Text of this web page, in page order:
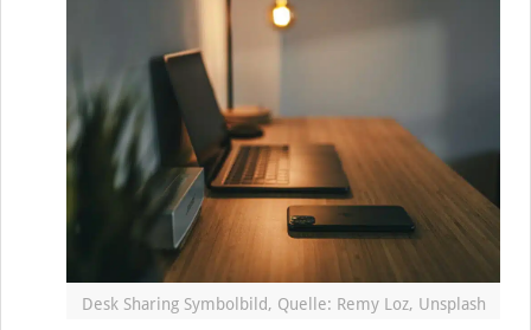
Desk Sharing Symbolbild, Quelle: Remy Loz, Unsplash